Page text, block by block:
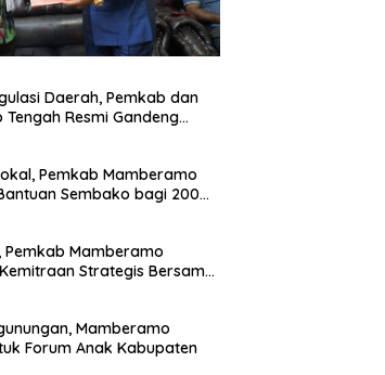
Daerah, Pemkab dan
Tengah Resmi Gandeng
Pemkab Mamberamo
Sembako bagi 200
Pemkab Mamberamo
Strategis Bersama
Mamberamo
Forum Anak Kabupaten